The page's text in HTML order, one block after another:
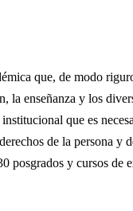
que, de modo
la enseñanza y los
que es
de la persona y
posgrados y cursos de